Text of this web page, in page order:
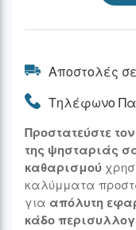
Αποστολές
Τηλέφωνο
Προστατεύστε
της ψησταριάς
καθαρισμού
καλύμματα
για απόλυτη
κάδο